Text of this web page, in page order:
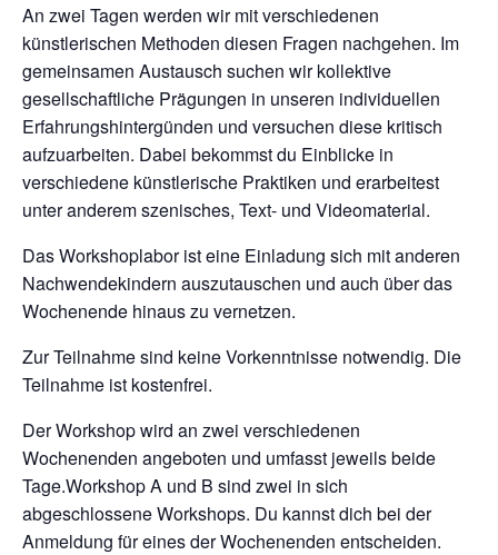
An zwei Tagen werden wir mit verschiedenen
künstlerischen Methoden diesen Fragen nachgehen. Im
gemeinsamen Austausch suchen wir kollektive
gesellschaftliche Prägungen in unseren individuellen
Erfahrungshintergünden und versuchen diese kritisch
aufzuarbeiten. Dabei bekommst du Einblicke in
verschiedene künstlerische Praktiken und erarbeitest
unter anderem szenisches, Text- und Videomaterial.
Das Workshoplabor ist eine Einladung sich mit anderen
Nachwendekindern auszutauschen und auch über das
Wochenende hinaus zu vernetzen.
Zur Teilnahme sind keine Vorkenntnisse notwendig. Die
Teilnahme ist kostenfrei.
Der Workshop wird an zwei verschiedenen
Wochenenden angeboten und umfasst jeweils beide
Tage.Workshop A und B sind zwei in sich
abgeschlossene Workshops. Du kannst dich bei der
Anmeldung für eines der Wochenenden entscheiden.